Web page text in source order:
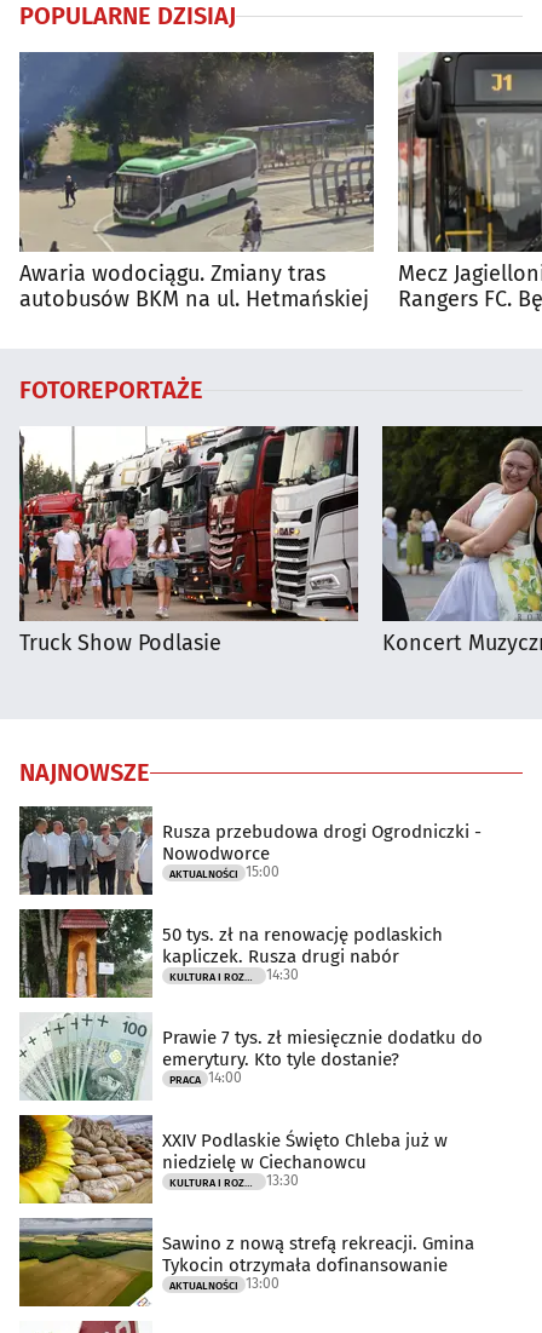
POPULARNE DZISIAJ
Awaria wodociągu. Zmiany tras
autobusów BKM na ul. Hetmańskiej
Mecz
Rangers FC.
FOTOREPORTAŻE
Truck Show Podlasie Koncert
NAJNOWSZE
Rusza przebudowa drogi Ogrodniczki -
Nowodworce
AKTUALNOŚCI 15:00
50 tys. zł na renowację podlaskich
kapliczek. Rusza drugi nabór
14:30
Prawie 7 tys. zł miesięcznie dodatku do
emerytury. Kto tyle dostanie?
PRACA 14:00
XXIV Podlaskie Święto Chleba już w
niedzielę w Ciechanowcu
13:30
Sawino z nową strefą rekreacji. Gmina
Tykocin otrzymała dofinansowanie
AKTUALNOŚCI 13:00